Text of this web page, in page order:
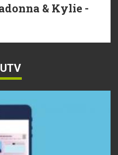
& Kylie -